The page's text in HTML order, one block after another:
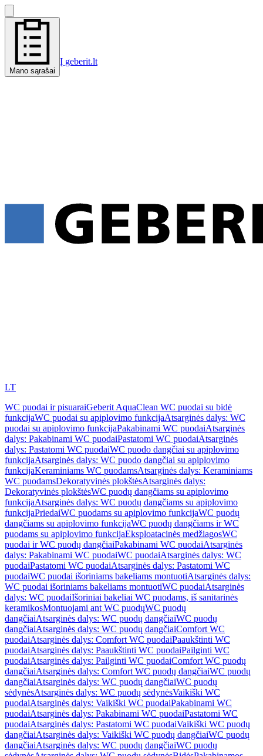
Mano sąrašai
Į geberit.lt
LT
WC puodai ir pisuaraiGeberit AquaClean WC puodai su bidė
funkcijaWC puodai su apiplovimo funkcijaAtsarginės dalys: WC
puodai su apiplovimo funkcijaPakabinami WC puodaiAtsarginės
dalys: Pakabinami WC puodaiPastatomi WC puodaiAtsarginės
dalys: Pastatomi WC puodaiWC puodo dangčiai su apiplovimo
funkcijaAtsarginės dalys: WC puodo dangčiai su apiplovimo
funkcijaKeraminiams WC puodamsAtsarginės dalys: Keraminiams
WC puodamsDekoratyvinės plokštėsAtsarginės dalys:
Dekoratyvinės plokštėsWC puodų dangčiams su apiplovimo
funkcijaAtsarginės dalys: WC puodų dangčiams su apiplovimo
funkcijaPriedaiWC puodams su apiplovimo funkcijaWC puodų
dangčiams su apiplovimo funkcijaWC puodų dangčiams ir WC
puodams su apiplovimo funkcijaEksploatacinės medžiagosWC
puodai ir WC puodų dangčiaiPakabinami WC puodaiAtsarginės
dalys: Pakabinami WC puodaiWC puodaiAtsarginės dalys: WC
puodaiPastatomi WC puodaiAtsarginės dalys: Pastatomi WC
puodaiWC puodai išoriniams bakeliams montuotiAtsarginės dalys:
WC puodai išoriniams bakeliams montuotiWC puodaiAtsarginės
dalys: WC puodaiIšoriniai bakeliai WC puodams, iš sanitarinės
keramikosMontuojami ant WC puodųWC puodų
dangčiaiAtsarginės dalys: WC puodų dangčiaiWC puodų
dangčiaiAtsarginės dalys: WC puodų dangčiaiComfort WC
puodaiAtsarginės dalys: Comfort WC puodaiPaaukštinti WC
puodaiAtsarginės dalys: Paaukštinti WC puodaiPailginti WC
puodaiAtsarginės dalys: Pailginti WC puodaiComfort WC puodų
dangčiaiAtsarginės dalys: Comfort WC puodų dangčiaiWC puodų
dangčiaiAtsarginės dalys: WC puodų dangčiaiWC puodų
sėdynėsAtsarginės dalys: WC puodų sėdynėsVaikiški WC
puodaiAtsarginės dalys: Vaikiški WC puodaiPakabinami WC
puodaiAtsarginės dalys: Pakabinami WC puodaiPastatomi WC
puodaiAtsarginės dalys: Pastatomi WC puodaiVaikiški WC puodų
dangčiaiAtsarginės dalys: Vaikiški WC puodų dangčiaiWC puodų
dangčiaiAtsarginės dalys: WC puodų dangčiaiWC puodų